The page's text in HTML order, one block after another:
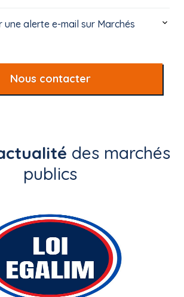
une alerte e-mail sur Marchés
Nous contacter
des marchés
publics